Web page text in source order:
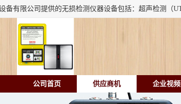
公司首页 供应商机 企业视频